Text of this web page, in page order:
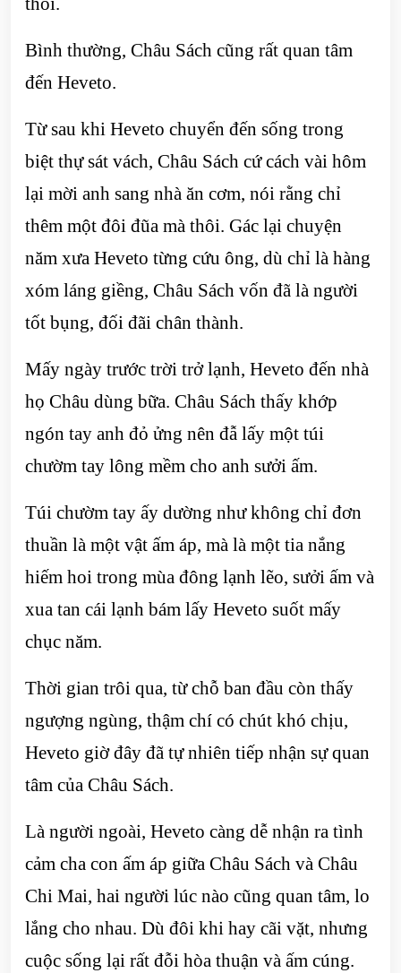
Bình thường, Châu Sách cũng rất quan tâm
đến Heveto.
Từ sau khi Heveto chuyển đến sống trong
biệt thự sát vách, Châu Sách cứ cách vài hôm
lại mời anh sang nhà ăn cơm, nói rằng chỉ
thêm một đôi đũa mà thôi. Gác lại chuyện
năm xưa Heveto từng cứu ông, dù chỉ là hàng
xóm láng giềng, Châu Sách vốn đã là người
tốt bụng, đối đãi chân thành.
Mấy ngày trước trời trở lạnh, Heveto đến nhà
họ Châu dùng bữa. Châu Sách thấy khớp
ngón tay anh đỏ ửng nên đẫ lấy một túi
chườm tay lông mềm cho anh sưởi ấm.
Túi chườm tay ấy dường như không chỉ đơn
thuần là một vật ấm áp, mà là một tia nắng
hiếm hoi trong mùa đông lạnh lẽo, sưởi ấm và
xua tan cái lạnh bám lấy Heveto suốt mấy
chục năm.
Thời gian trôi qua, từ chỗ ban đầu còn thấy
ngượng ngùng, thậm chí có chút khó chịu,
Heveto giờ đây đã tự nhiên tiếp nhận sự quan
tâm của Châu Sách.
Là người ngoài, Heveto càng dễ nhận ra tình
cảm cha con ấm áp giữa Châu Sách và Châu
Chi Mai, hai người lúc nào cũng quan tâm, lo
lắng cho nhau. Dù đôi khi hay cãi vặt, nhưng
cuộc sống lại rất đỗi hòa thuận và ấm cúng.